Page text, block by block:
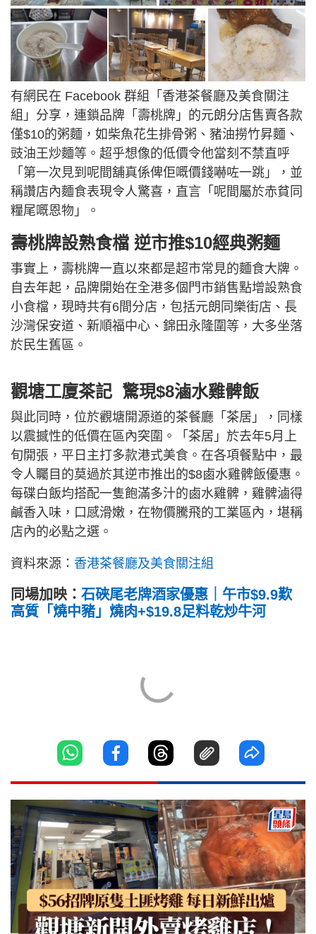
有網民在 Facebook 群組「香港茶餐廳及美食關注
組」分享，連鎖品牌「壽桃牌」的元朗分店售賣各款
僅$10的粥麵，如柴魚花生排骨粥、豬油撈竹昇麵、
豉油王炒麵等。超乎想像的低價令他當刻不禁直呼
「第一次見到呢間舖真係俾佢嘅價錢嚇咗一跳」，並
稱讚店內麵食表現令人驚喜，直言「呢間屬於赤貧同
糧尾嘅恩物」。
壽桃牌設熟食檔 逆市推$10經典粥麵
事實上，壽桃牌一直以來都是超市常見的麵食大牌。
自去年起，品牌開始在全港多個門市銷售點增設熟食
小食檔，現時共有6間分店，包括元朗同樂街店、長
沙灣保安道、新順福中心、錦田永隆圍等，大多坐落
於民生舊區。
觀塘工廈茶記 驚現$8滷水雞髀飯
與此同時，位於觀塘開源道的茶餐廳「茶居」，同樣
以震撼性的低價在區內突圍。「茶居」於去年5月上
旬開張，平日主打多款港式美食。在各項餐點中，最
令人矚目的莫過於其逆市推出的$8鹵水雞髀飯優惠。
每碟白飯均搭配一隻飽滿多汁的鹵水雞髀，雞髀滷得
鹹香入味，口感滑嫩，在物價騰飛的工業區內，堪稱
店內的必點之選。
資料來源： 香港茶餐廳及美食關注組
同場加映： 石硤尾老牌酒家優惠｜午市$9.9歎
高質「燒中豬」燒肉+$19.8足料乾炒牛河